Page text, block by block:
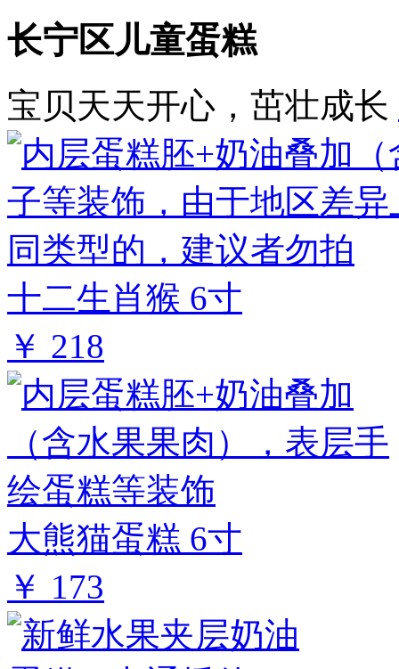
长宁区儿童蛋糕
宝贝天天开心，茁壮成长
十二生肖猴 6寸
￥ 218
大熊猫蛋糕 6寸
￥ 173